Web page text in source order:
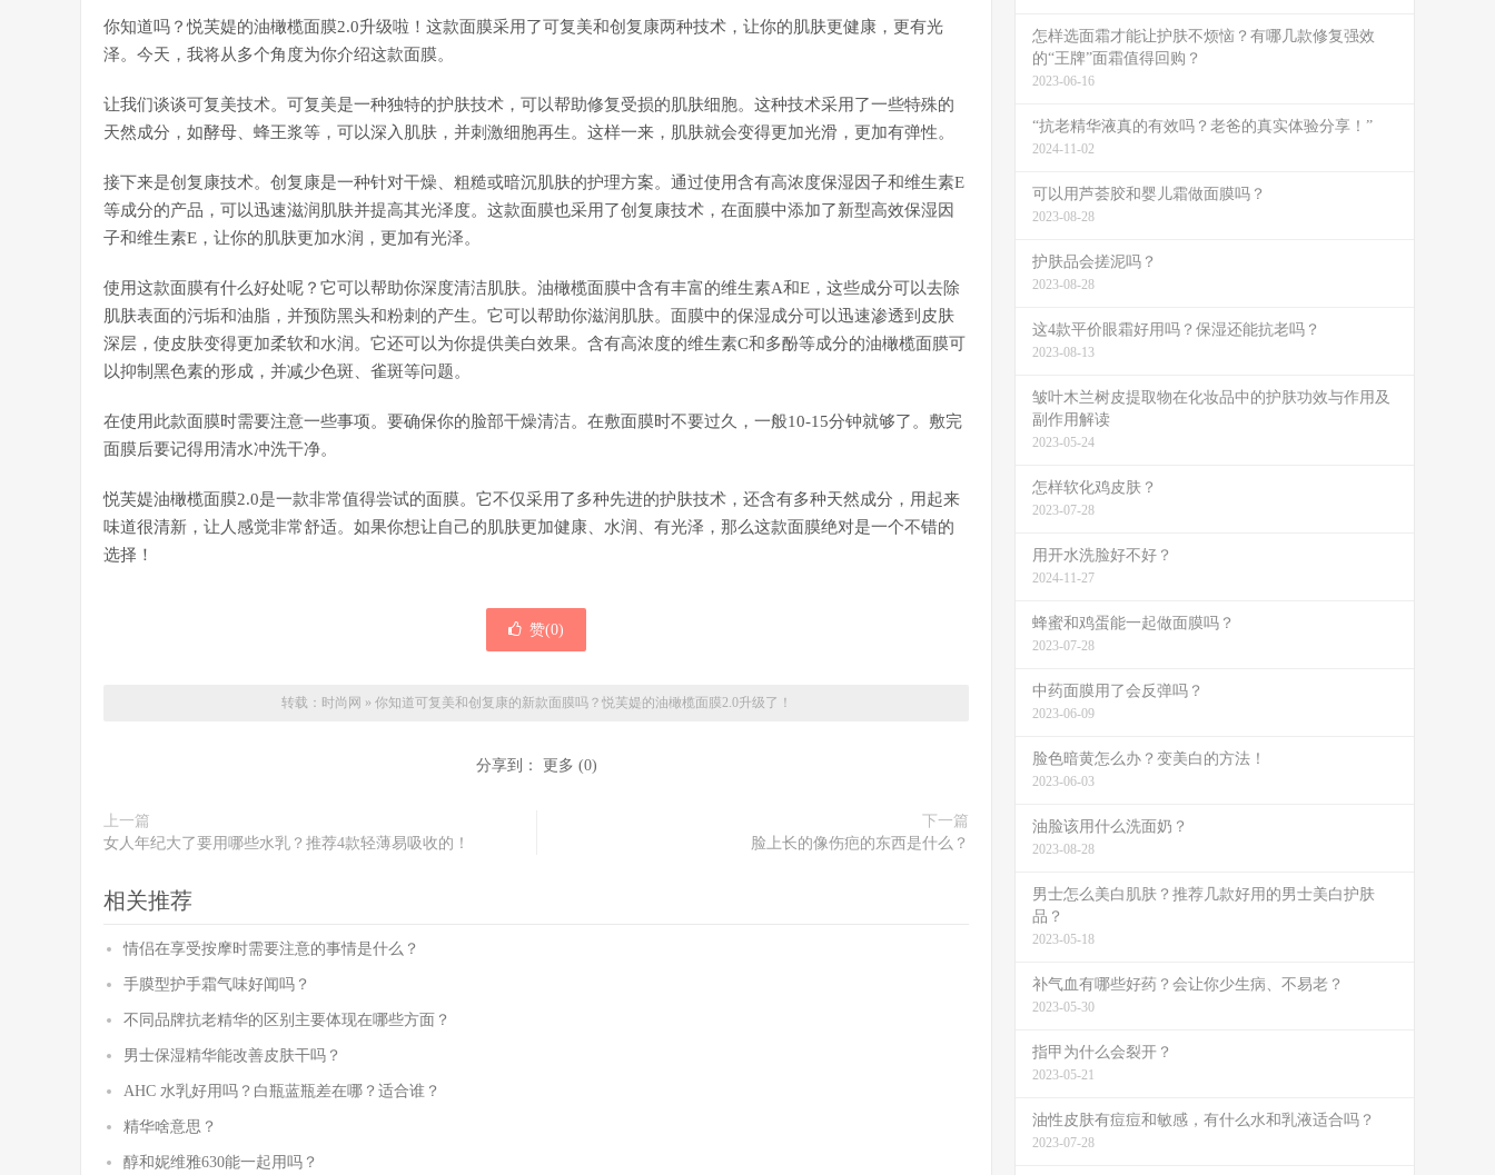
你知道吗？悦芙媞的油橄榄面膜2.0升级啦！这款面膜采用了可复美和创复康两种技术，让你的肌肤更健康，更有光
泽。今天，我将从多个角度为你介绍这款面膜。
让我们谈谈可复美技术。可复美是一种独特的护肤技术，可以帮助修复受损的肌肤细胞。这种技术采用了一些特殊的
天然成分，如酵母、蜂王浆等，可以深入肌肤，并刺激细胞再生。这样一来，肌肤就会变得更加光滑，更加有弹性。
接下来是创复康技术。创复康是一种针对干燥、粗糙或暗沉肌肤的护理方案。通过使用含有高浓度保湿因子和维生素E
等成分的产品，可以迅速滋润肌肤并提高其光泽度。这款面膜也采用了创复康技术，在面膜中添加了新型高效保湿因
子和维生素E，让你的肌肤更加水润，更加有光泽。
使用这款面膜有什么好处呢？它可以帮助你深度清洁肌肤。油橄榄面膜中含有丰富的维生素A和E，这些成分可以去除
肌肤表面的污垢和油脂，并预防黑头和粉刺的产生。它可以帮助你滋润肌肤。面膜中的保湿成分可以迅速渗透到皮肤
深层，使皮肤变得更加柔软和水润。它还可以为你提供美白效果。含有高浓度的维生素C和多酚等成分的油橄榄面膜可
以抑制黑色素的形成，并减少色斑、雀斑等问题。
在使用此款面膜时需要注意一些事项。要确保你的脸部干燥清洁。在敷面膜时不要过久，一般10-15分钟就够了。敷完
面膜后要记得用清水冲洗干净。
悦芙媞油橄榄面膜2.0是一款非常值得尝试的面膜。它不仅采用了多种先进的护肤技术，还含有多种天然成分，用起来
味道很清新，让人感觉非常舒适。如果你想让自己的肌肤更加健康、水润、有光泽，那么这款面膜绝对是一个不错的
选择！
赞(0)
转载： 时尚网 » 你知道可复美和创复康的新款面膜吗？悦芙媞的油橄榄面膜2.0升级了！
分享到： 更多 (0)
上一篇
女人年纪大了要用哪些水乳？推荐4款轻薄易吸收的！
下一篇
脸上长的像伤疤的东西是什么？
相关推荐
情侣在享受按摩时需要注意的事情是什么？
手膜型护手霜气味好闻吗？
不同品牌抗老精华的区别主要体现在哪些方面？
男士保湿精华能改善皮肤干吗？
AHC 水乳好用吗？白瓶蓝瓶差在哪？适合谁？
精华啥意思？
醇和妮维雅630能一起用吗？
怎样选面霜才能让护肤不烦恼？有哪几款修复强效
的“王牌”面霜值得回购？
2023-06-16
“抗老精华液真的有效吗？老爸的真实体验分享！”
2024-11-02
可以用芦荟胶和婴儿霜做面膜吗？
2023-08-28
护肤品会搓泥吗？
2023-08-28
这4款平价眼霜好用吗？保湿还能抗老吗？
2023-08-13
皱叶木兰树皮提取物在化妆品中的护肤功效与作用及
副作用解读
2023-05-24
怎样软化鸡皮肤？
2023-07-28
用开水洗脸好不好？
2024-11-27
蜂蜜和鸡蛋能一起做面膜吗？
2023-07-28
中药面膜用了会反弹吗？
2023-06-09
脸色暗黄怎么办？变美白的方法！
2023-06-03
油脸该用什么洗面奶？
2023-08-28
男士怎么美白肌肤？推荐几款好用的男士美白护肤
品？
2023-05-18
补气血有哪些好药？会让你少生病、不易老？
2023-05-30
指甲为什么会裂开？
2023-05-21
油性皮肤有痘痘和敏感，有什么水和乳液适合吗？
2023-07-28